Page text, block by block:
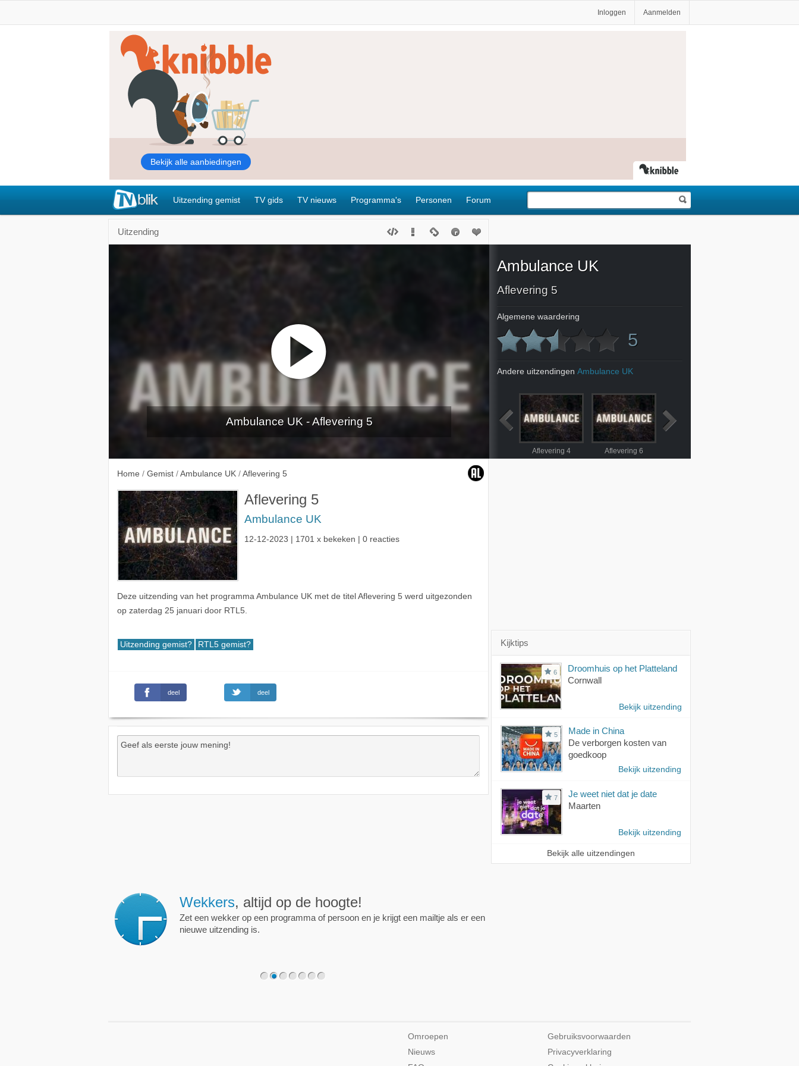
Inloggen Aanmelden
Uitzending gemist TV gids TV nieuws Programma's Personen Forum
Uitzending
Ambulance UK - Aflevering 5
Home / Gemist / Ambulance UK / Aflevering 5
Aflevering 5
Ambulance UK
12-12-2023 | 1701 x bekeken | 0 reacties
Deze uitzending van het programma Ambulance UK met de titel Aflevering 5 werd uitgezonden
op zaterdag 25 januari door RTL5.
Uitzending gemist? RTL5 gemist?
deel deel
Ambulance UK
Aflevering 5
Algemene waardering
5
Andere uitzendingen Ambulance UK
Aflevering 4 Aflevering 6
Kijktips
6
Droomhuis op het Platteland
Cornwall
Bekijk uitzending
5
Made in China
De verborgen kosten van
goedkoop
Bekijk uitzending
7
Je weet niet dat je date
Maarten
Bekijk uitzending
Bekijk alle uitzendingen
Wekkers, altijd op de hoogte!
Zet een wekker op een programma of persoon en je krijgt een mailtje als er een
nieuwe uitzending is.
Omroepen
Nieuws
Gebruiksvoorwaarden
Privacyverklaring